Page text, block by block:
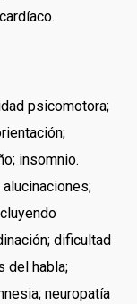
psicomotora;
insomnio.
dificultad
del habla;
neuropatía